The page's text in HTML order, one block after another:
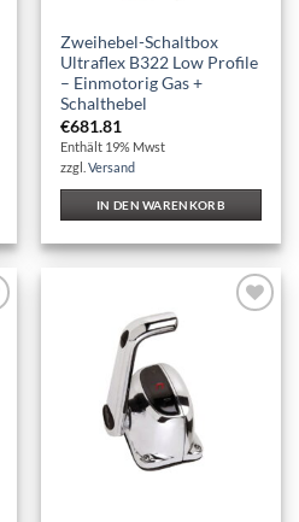
Zweihebel-Schaltbox
Ultraflex B322 Low Profile
– Einmotorig Gas +
Schalthebel
€681.81
Enthält 19% Mwst
zzgl.Versand
IN DEN WARENKORB